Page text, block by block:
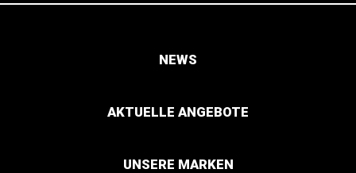
NEWS
AKTUELLE ANGEBOTE
UNSERE MARKEN